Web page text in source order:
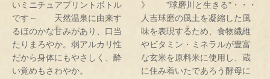
いミニチュアプリントボトル
です～ 天然温泉に由来す
るほのかな甘みがあり、口当
たりまろやか。弱アルカリ性
だから身体にもやさしく、酔
い覚めもさわやか。
》 "球磨川と生きる"・・・
人吉球磨の風土を凝縮した風
味を表現するため、食物繊維
やビタミン・ミネラルが豊富
な玄米を原料米に使用し、蔵
に住み着いたであろう酵母に